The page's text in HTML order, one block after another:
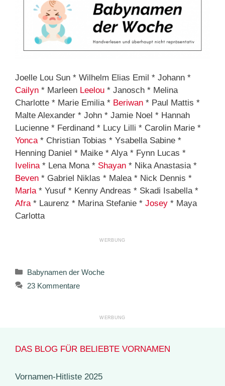
Joelle Lou Sun * Wilhelm Elias Emil * Johann *
Cailyn * Marleen Leelou * Janosch * Melina
Charlotte * Marie Emilia * Beriwan * Paul Mattis *
Malte Alexander * John * Jamie Noel * Hannah
Lucienne * Ferdinand * Lucy Lilli * Carolin Marie *
Yonca* Christian Tobias * Ysabella Sabine *
Henning Daniel * Maike * Alya * Fynn Lucas *
Ivelina* Lena Mona * Shayan * Nika Anastasia *
Beven * Gabriel Niklas * Malea * Nick Dennis *
Marla* Yusuf * Kenny Andreas * Skadi Isabella *
Afra* Laurenz * Marina Stefanie * Josey * Maya
Carlotta
Kategorien
Babynamen der Woche
23 Kommentare
DAS BLOG FÜR BELIEBTE VORNAMEN
Vornamen-Hitliste 2025